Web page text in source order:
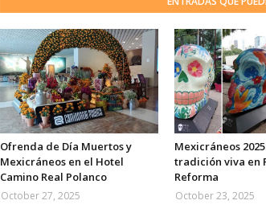
Ofrenda de Día Muertos y
Mexicráneos en el Hotel
Camino Real Polanco
October 27, 2025
Mexicráneos
tradición viva en
Reforma
October 23, 2025